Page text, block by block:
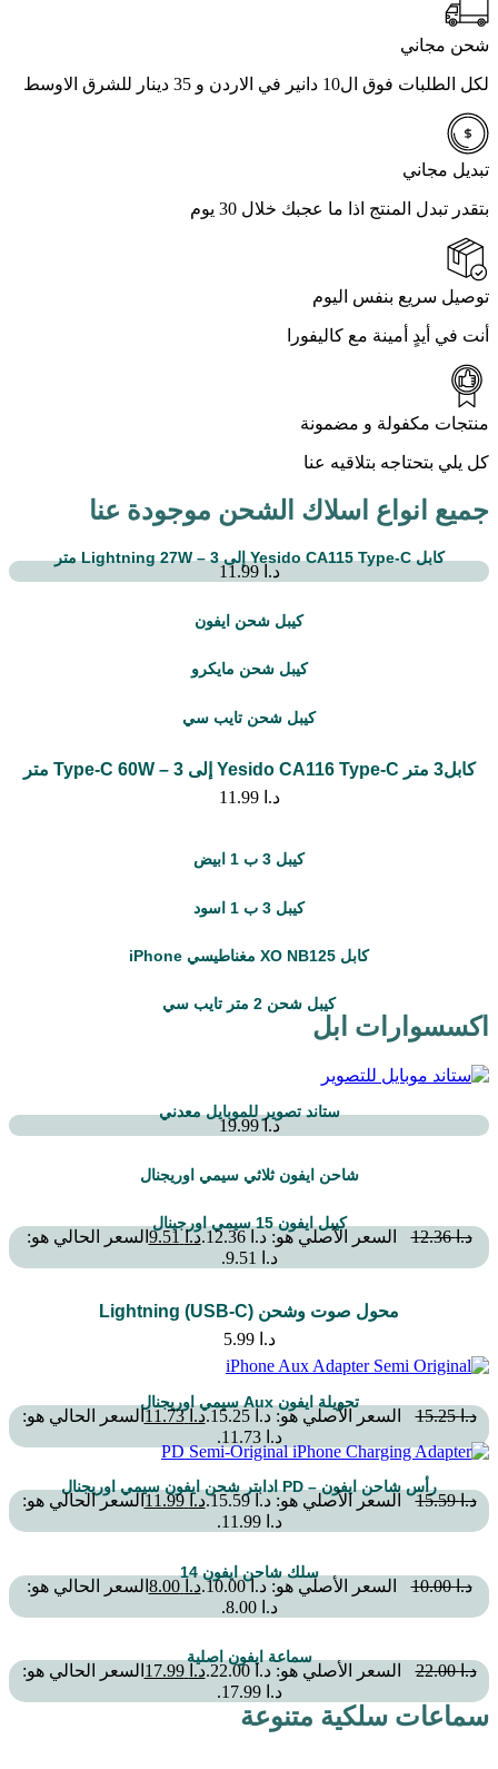
شحن مجاني
لكل الطلبات فوق ال10 دانير في الاردن و 35 دينار للشرق الاوسط
تبديل مجاني
بتقدر تبدل المنتج اذا ما عجبك خلال 30 يوم
توصيل سريع بنفس اليوم
أنت في أيدٍ أمينة مع كاليفورا
منتجات مكفولة و مضمونة
كل يلي بتحتاجه بتلاقيه عنا
جميع انواع اسلاك الشحن موجودة عنا
كابل Yesido CA115 Type-C إلى Lightning 27W – 3 متر
د.ا 11.99
كيبل شحن ايفون
كيبل شحن مايكرو
كيبل شحن تايب سي
كابل3 متر Yesido CA116 Type-C إلى Type-C 60W – 3 متر
د.ا 11.99
كيبل 3 ب 1 ابيض
كيبل 3 ب 1 اسود
كابل XO NB125 مغناطيسي iPhone
كيبل شحن 2 متر تايب سي
اكسسوارات ابل
ستاند تصوير للموبايل معدني
د.ا19.99
شاحن ايفون ثلاثي سيمي اوريجنال
كيبل ايفون 15 سيمي اورجينال
د.ا12.36 السعر الأصلي هو: د.ا 12.36. د.ا9.51
السعر الحالي هو:
د.ا 9.51.
محول صوت وشحن Lightning (USB-C)
د.ا 5.99
تحويلة ايفون Aux سيمي اوريجنال
د.ا15.25 السعر الأصلي هو: د.ا 15.25. د.ا11.73
السعر الحالي هو:
د.ا 11.73.
رأس شاحن ايفون – PD ادابتر شحن ايفون سيمي اوريجنال
د.ا15.59 السعر الأصلي هو: د.ا 15.59. د.ا 11.99
السعر الحالي هو:
د.ا 11.99.
سلك شاحن ايفون 14
د.ا10.00 السعر الأصلي هو: د.ا 10.00. د.ا 8.00
السعر الحالي هو:
د.ا 8.00.
سماعة ايفون اصلية
د.ا22.00 السعر الأصلي هو: د.ا 22.00. د.ا 17.99
السعر الحالي هو:
د.ا 17.99.
سماعات سلكية متنوعة